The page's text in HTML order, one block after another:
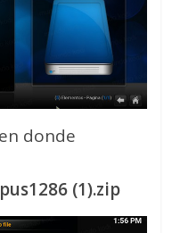
donde
(1).zip